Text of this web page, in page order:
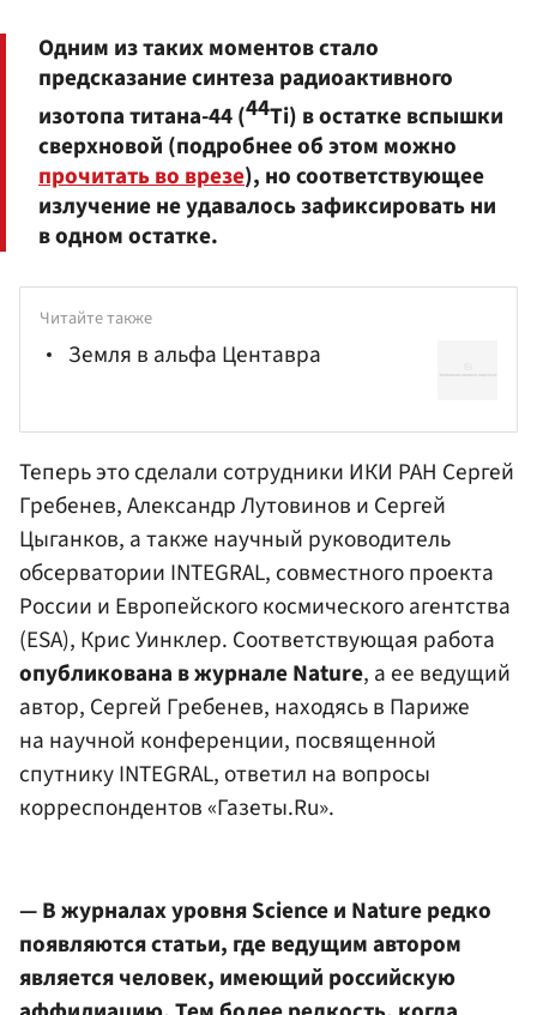
Одним из таких моментов стало
предсказание синтеза радиоактивного
изотопа титана-44 (44Ti) в остатке вспышки
сверхновой (подробнее об этом можно
прочитать во врезе), но соответствующее
излучение не удавалось зафиксировать ни
в одном остатке.
Читайте также
Земля в альфа Центавра
Теперь это сделали сотрудники ИКИ РАН Сергей
Гребенев, Александр Лутовинов и Сергей
Цыганков, а также научный руководитель
обсерватории INTEGRAL, совместного проекта
России и Европейского космического агентства
(ESA), Крис Уинклер. Соответствующая работа
опубликована в журнале Nature, а ее ведущий
автор, Сергей Гребенев, находясь в Париже
на научной конференции, посвященной
спутнику INTEGRAL, ответил на вопросы
корреспондентов «Газеты.Ru».
— В журналах уровня Science и Nature редко
появляются статьи, где ведущим автором
является человек, имеющий российскую